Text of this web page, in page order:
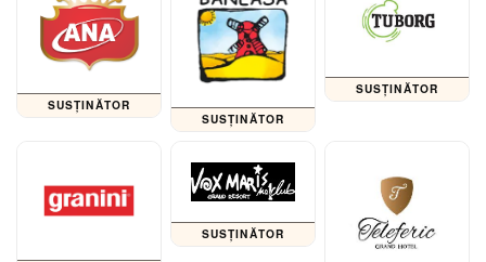
SUSȚINĂTOR
SUSȚINĂTOR
SUSȚINĂTOR
SUSȚINĂTOR